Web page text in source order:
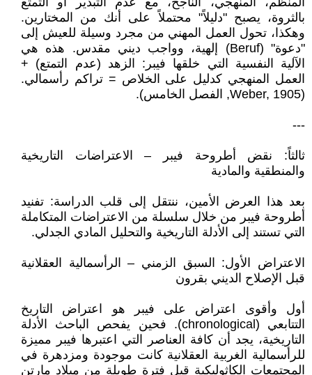
بالثروة، يصبح "دليلاً" محتملاً على أنك من المختارين.
وهكذا، تحول العمل المهني من مجرد وسيلة للعيش إلى
"دعوة" (Beruf) إلهية، وواجب ديني مقدس. هذه هي
الآلية النفسية التي خلقها فيبر: الزهد (عدم التمتع) +
العمل المنهجي كدليل على الخلاص = تراكم رأسمالي.
(Weber, 1905, الفصل الخامس).
---
ثالثاً: نقض أطروحة فيبر – الاعتراضات التاريخية
والمنطقية والمادية
بعد هذا العرض الأمين، ننتقل إلى قلب الدراسة: تفنيد
أطروحة فيبر من خلال سلسلة من الاعتراضات المتكاملة
التي تستند إلى الأدلة التاريخية والتحليل المادي الجدلي.
الاعتراض الأول: السبق الزمني – الرأسمالية العقلانية
قبل الإصلاح الديني بقرون
أول وأقوى اعتراض على فيبر هو اعتراض التاريخ
التتابعي (chronological). فحين يفحص الباحث الأدلة
التاريخية، يجد أن كافة العناصر التي اعتبرها فيبر مميزة
للرأسمالية الغربية العقلانية كانت موجودة ومزدهرة في
المجتمعات الكاثوليكية قبل فترة طويلة من ميلاد مارتن